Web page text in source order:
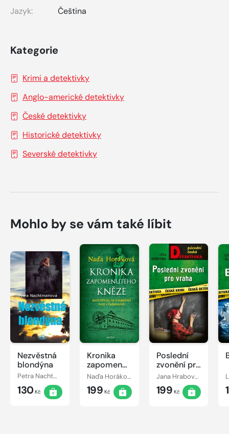
Jazyk:
Čeština
Kategorie
Krimi a detektivky
Anglo-americké detektivky
České detektivky
Historické detektivky
Severské detektivky
Mohlo by se vám také líbit
Nezvěstná
blondýna
Petra Nachtmanová
130Kč
Kronika
zapomenutého
kněze
Naďa Horáková
199 Kč
Poslední
zvonění pro
vraha
Jana Hrabovská
199 Kč